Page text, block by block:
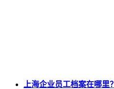
上海企业员工档案在哪里？